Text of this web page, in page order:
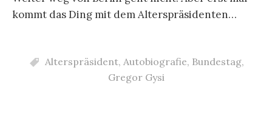
kommt das Ding mit dem Alterspräsidenten…
Alterspräsident, Autobiografie, Bundestag,
Gregor Gysi